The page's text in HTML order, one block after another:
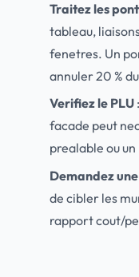
Traitez les
tableau,
fenetres. Un
annuler 20 %
Verifiez le PLU
facade peut
prealable ou
Demandez
de cibler les
rapport cout/